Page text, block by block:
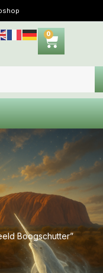
0
Boogschutter”